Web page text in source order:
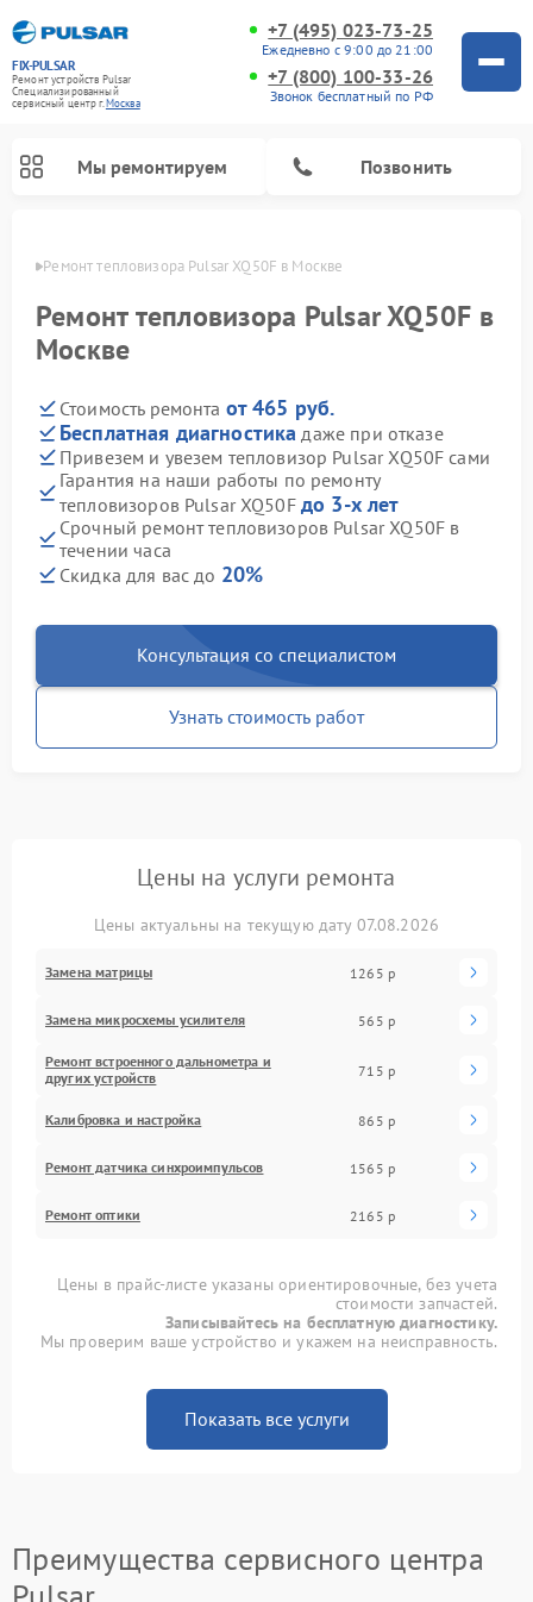
FIX-PULSAR
Ремонт устройств Pulsar
Специализированный
cервисный центр г.Москва
+7 (495) 023-73-25
Ежедневно с 9:00 до 21:00
+7 (800) 100-33-26
Звонок бесплатный по РФ
Мы ремонтируем Позвонить
Ремонт тепловизора Pulsar XQ50F в Москве
Ремонт тепловизора Pulsar XQ50F в
Москве
Стоимость ремонта от 465 руб.
Бесплатная диагностика даже при отказе
Привезем и увезем тепловизор Pulsar XQ50F сами
Гарантия на наши работы по ремонту
тепловизоров Pulsar XQ50F до 3-х лет
Срочный ремонт тепловизоров Pulsar XQ50F в
течении часа
Скидка для вас до 20%
Консультация со специалистом
Узнать стоимость работ
Цены на услуги ремонта
Цены актуальны на текущую дату 07.08.2026
Замена матрицы 1265 р
Замена микросхемы усилителя 565 р
Ремонт встроенного дальнометра и
других устройств
715 р
Калибровка и настройка 865 р
Ремонт датчика синхроимпульсов 1565 р
Ремонт оптики 2165 р
Цены в прайс-листе указаны ориентировочные, без учета
стоимости запчастей.
Записывайтесь на бесплатную диагностику.
Мы проверим ваше устройство и укажем на неисправность.
Показать все услуги
Преимущества сервисного центра